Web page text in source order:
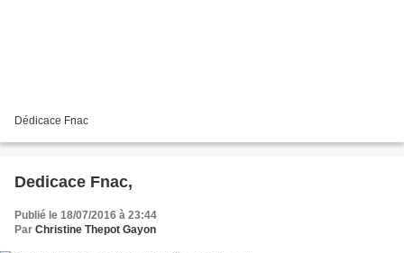
Dédicace Fnac
Dedicace Fnac,
Publié le 18/07/2016 à 23:44
Par Christine Thepot Gayon